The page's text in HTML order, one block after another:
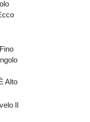
Alto
Il